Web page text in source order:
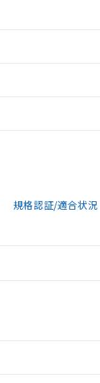
規格認証/適合状況